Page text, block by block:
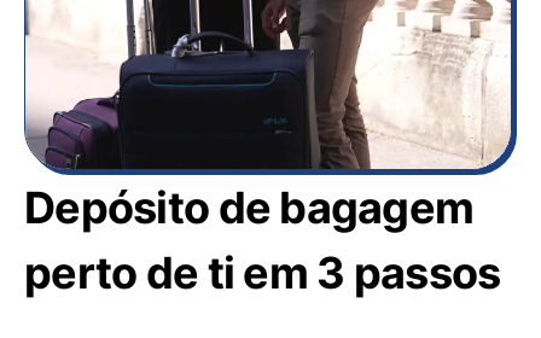
Depósito de bagagem
perto de ti em 3 passos